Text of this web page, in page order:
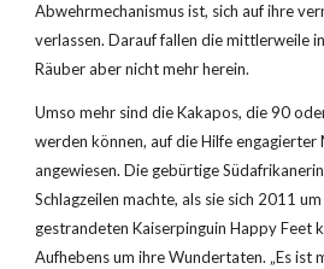
Abwehrmechanismus ist, sich auf ihre
verlassen. Darauf fallen die mittlerweile
Räuber aber nicht mehr herein.
Umso mehr sind die Kakapos, die 90
werden können, auf die Hilfe engagierter
angewiesen. Die gebürtige
Schlagzeilen machte, als sie sich 2011
gestrandeten Kaiserpinguin Happy Feet
Aufhebens um ihre Wundertaten. „Es ist